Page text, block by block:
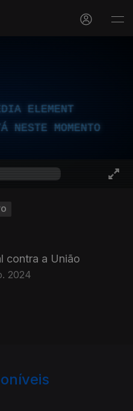
ELEMENT
NESTE MOMENTO
contra a União
2024